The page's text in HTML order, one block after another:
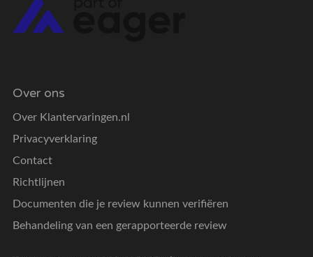
Over ons
Over Klantervaringen.nl
Privacyverklaring
Contact
Richtlijnen
Documenten die je review kunnen verifiëren
Behandeling van een gerapporteerde review